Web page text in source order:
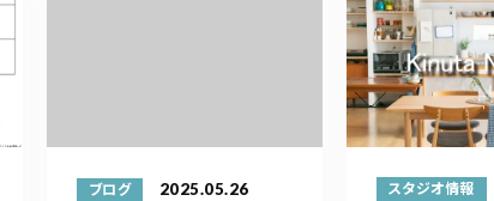
ブログ 2025.05.26 スタジオ情報